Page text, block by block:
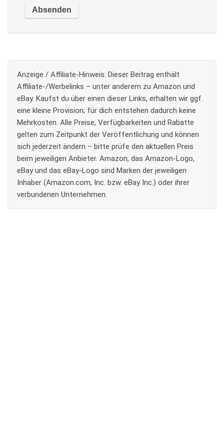
Anzeige / Affiliate-Hinweis: Dieser Beitrag enthält
Affiliate-/Werbelinks – unter anderem zu Amazon und
eBay. Kaufst du über einen dieser Links, erhalten wir ggf.
eine kleine Provision; für dich entstehen dadurch keine
Mehrkosten. Alle Preise, Verfügbarkeiten und Rabatte
gelten zum Zeitpunkt der Veröffentlichung und können
sich jederzeit ändern – bitte prüfe den aktuellen Preis
beim jeweiligen Anbieter. Amazon, das Amazon-Logo,
eBay und das eBay-Logo sind Marken der jeweiligen
Inhaber (Amazon.com, Inc. bzw. eBay Inc.) oder ihrer
verbundenen Unternehmen.